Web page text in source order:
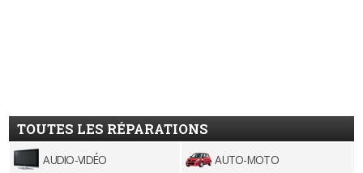
TOUTES LES RÉPARATIONS
AUDIO-VIDÉO AUTO-MOTO